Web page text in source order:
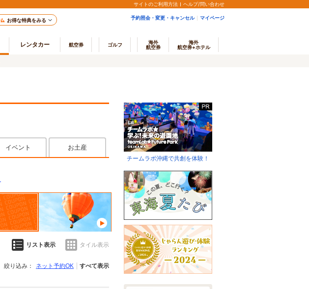
サイトのご利用方法 ヘルプ/問い合わせ
お得な特典をみる 予約照会・変更・キャンセル マイページ
レンタカー 航空券 ゴルフ
海外
航空券
海外
航空券+ホテル
イベント お土産
リスト表示 タイル表示
絞り込み： ネット予約OK すべて表示
チームラボ沖縄で共創を体験！